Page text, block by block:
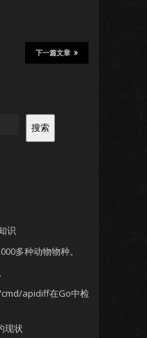
下一篇文章
搜索
识
多种动物物种。
apidiff在Go中检
现状